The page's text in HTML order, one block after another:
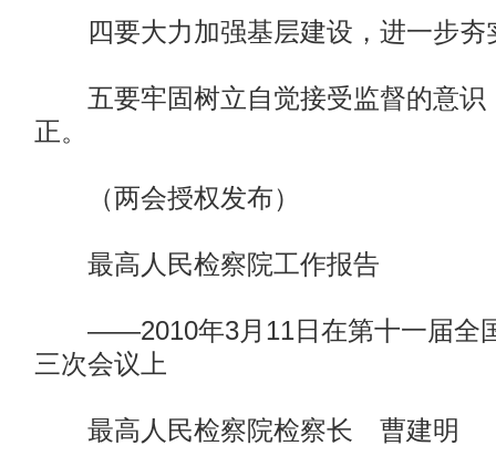
四要大力加强基层建设，进一步夯
五要牢固树立自觉接受监督的意识
正。
（两会授权发布）
最高人民检察院工作报告
——2010年3月11日在第十一届全
三次会议上
最高人民检察院检察长 曹建明